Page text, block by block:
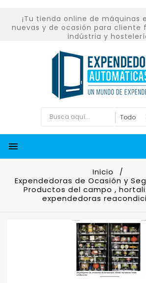
¡Tu tienda online de máquinas
nuevas y de ocasión para cliente
indústria y

Inicio
Expendedoras de Ocasión y
Productos del campo ,
expendedoras